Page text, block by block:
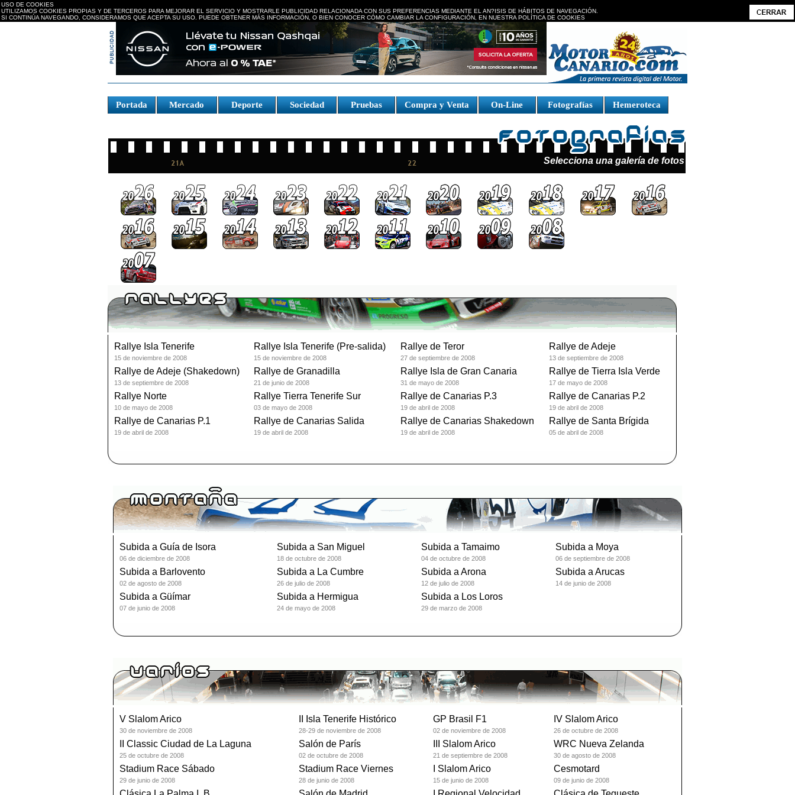
USO DE COOKIES
UTILIZAMOS COOKIES PROPIAS Y DE TERCEROS PARA MEJORAR EL SERVICIO Y MOSTRARLE PUBLICIDAD RELACIONADA CON SUS PREFERENCIAS MEDIANTE EL AN?ISIS DE HÁBITOS DE NAVEGACIÓN.
SI CONTINÚA NAVEGANDO, CONSIDERAMOS QUE ACEPTA SU USO. PUEDE OBTENER MÁS INFORMACIÓN, O BIEN CONOCER CÓMO CAMBIAR LA CONFIGURACIÓN, EN NUESTRA POLÍTICA DE COOKIES
Portada Mercado Deporte Sociedad Pruebas Compra y Venta On-Line Fotografías Hemeroteca
Selecciona una galería de fotos
Rallye Isla Tenerife
15 de noviembre de 2008
Rallye Isla Tenerife (Pre-salida)
15 de noviembre de 2008
Rallye de Teror
27 de septiembre de 2008
Rallye de Adeje
13 de septiembre de 2008
Rallye de Adeje (Shakedown)
13 de septiembre de 2008
Rallye de Granadilla
21 de junio de 2008
Rallye Isla de Gran Canaria
31 de mayo de 2008
Rallye de Tierra Isla Verde
17 de mayo de 2008
Rallye Norte
10 de mayo de 2008
Rallye Tierra Tenerife Sur
03 de mayo de 2008
Rallye de Canarias P.3
19 de abril de 2008
Rallye de Canarias P.2
19 de abril de 2008
Rallye de Canarias P.1
19 de abril de 2008
Rallye de Canarias Salida
19 de abril de 2008
Rallye de Canarias Shakedown
19 de abril de 2008
Rallye de Santa Brígida
05 de abril de 2008
Subida a Guía de Isora
06 de diciembre de 2008
Subida a San Miguel
18 de octubre de 2008
Subida a Tamaimo
04 de octubre de 2008
Subida a Moya
06 de septiembre de 2008
Subida a Barlovento
02 de agosto de 2008
Subida a La Cumbre
26 de julio de 2008
Subida a Arona
12 de julio de 2008
Subida a Arucas
14 de junio de 2008
Subida a Güímar
07 de junio de 2008
Subida a Hermigua
24 de mayo de 2008
Subida a Los Loros
29 de marzo de 2008
V Slalom Arico
30 de noviembre de 2008
II Isla Tenerife Histórico
28-29 de noviembre de 2008
GP Brasil F1
02 de noviembre de 2008
IV Slalom Arico
26 de octubre de 2008
II Classic Ciudad de La Laguna
25 de octubre de 2008
Salón de París
02 de octubre de 2008
III Slalom Arico
21 de septiembre de 2008
WRC Nueva Zelanda
30 de agosto de 2008
Stadium Race Sábado
29 de junio de 2008
Stadium Race Viernes
28 de junio de 2008
I Slalom Arico
15 de junio de 2008
Cesmotard
09 de junio de 2008